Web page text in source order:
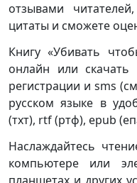
отзывами
цитаты и сможете
Книгу «Убивать
онлайн или
регистрации и sms
русском языке в
(тхт), rtf (ртф), epub
Наслаждайтесь
компьютере или